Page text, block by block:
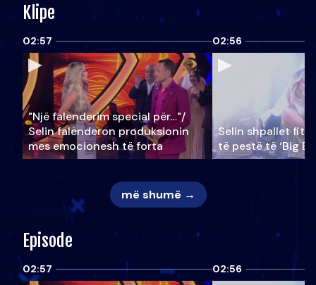
Klipe
02:57
"Një falenderim special për…"/
Selin falënderon produksionin
mes emocionesh të forta
02:56
Selin shpallet
të pestë të ‘Big
më shumë →
Episode
02:57 02:56